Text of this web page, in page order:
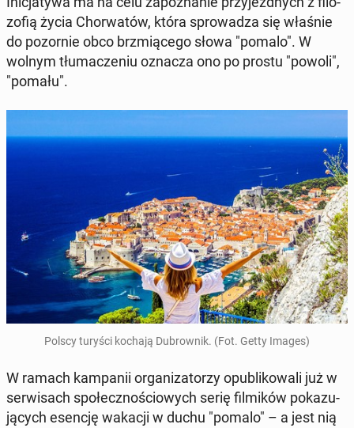
zo­fią życia Chor­wa­tów, która spro­wa­dza się właśnie
do po­zor­nie obco brzmią­ce­go słowa "pomalo". W
wolnym tłu­ma­cze­niu oznacza ono po prostu "powoli",
"pomału".
Polscy turyści kochają Du­brow­nik. (Fot. Getty Images)
W ramach kam­pa­nii or­ga­ni­za­to­rzy opu­bli­ko­wa­li już w
ser­wi­sach spo­łecz­no­ścio­wych serię fil­mi­ków po­ka­zu­
ją­cych esencję wakacji w duchu "pomalo" – a jest nią